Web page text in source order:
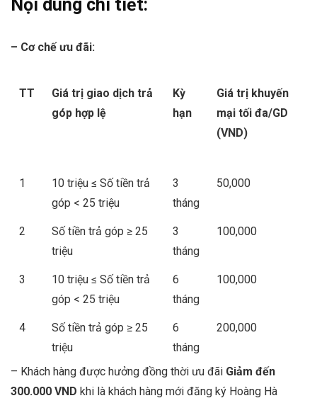
Nội dung chi tiết:
– Cơ chế ưu đãi:
TT
Giá trị giao dịch trả
góp hợp lệ
Kỳ
hạn
Giá trị khuyến
mại tối đa/GD
(VND)
1
10 triệu ≤ Số tiền trả
góp < 25 triệu
3
tháng
50,000
2
Số tiền trả góp ≥ 25
triệu
3
tháng
100,000
3
10 triệu ≤ Số tiền trả
góp < 25 triệu
6
tháng
100,000
4
Số tiền trả góp ≥ 25
triệu
6
tháng
200,000
– Khách hàng được hưởng đồng thời ưu đãi Giảm đến
300.000 VND khi là khách hàng mới đăng ký Hoàng Hà